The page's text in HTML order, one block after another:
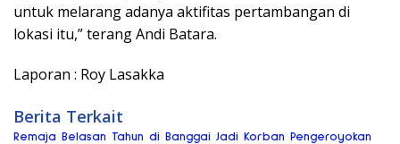
untuk melarang adanya aktifitas pertambangan di
lokasi itu,” terang Andi Batara.
Laporan : Roy Lasakka
Berita Terkait
Remaja Belasan Tahun di Banggai Jadi Korban Pengeroyokan